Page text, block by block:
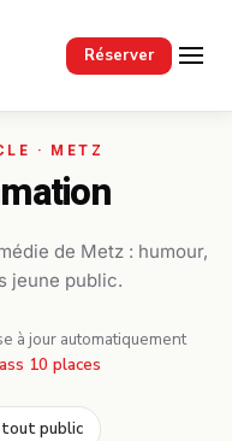
Réserver
de Metz : humour,
jeune public.
à jour automatiquement
10 places
public